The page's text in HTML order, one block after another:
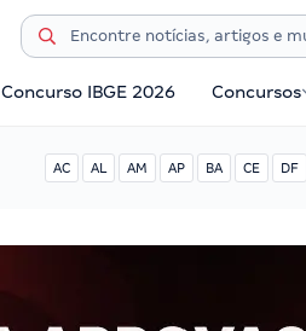
Concurso IBGE 2026 Concursos
AC AL AM AP BA CE DF